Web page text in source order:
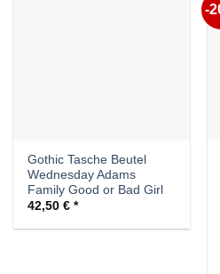
Gothic Tasche Beutel
Wednesday Adams
Family Good or Bad Girl
42,50€
-